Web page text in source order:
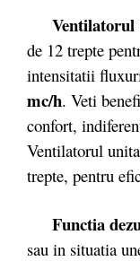
Ventilatorul
de 12 trepte
intensitatii
mc/h. Veti
confort,
Ventilatorul
trepte, pentru
Functia
sau in situatia